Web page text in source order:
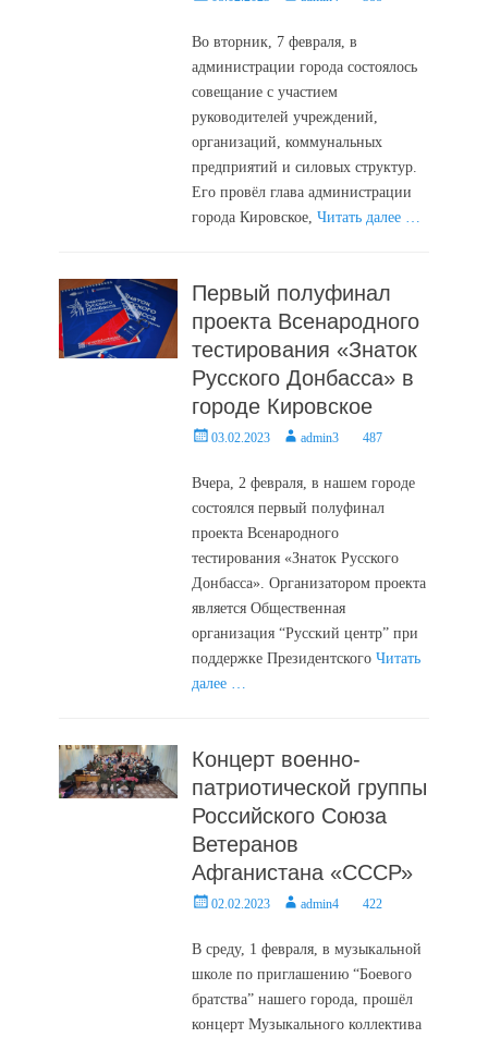
Во вторник, 7 февраля, в
администрации города состоялось
совещание с участием
руководителей учреждений,
организаций, коммунальных
предприятий и силовых структур.
Его провёл глава администрации
города Кировское,Читать далее …
Первый полуфинал
проекта Всенародного
тестирования «Знаток
Русского Донбасса» в
городе Кировское
Posted03.02.2023 Authoradmin3 487
Вчера, 2 февраля, в нашем городе
состоялся первый полуфинал
проекта Всенародного
тестирования «Знаток Русского
Донбасса». Организатором проекта
является Общественная
организация “Русский центр” при
поддержке ПрезидентскогоЧитать
далее …
Концерт военно-
патриотической группы
Российского Союза
Ветеранов
Афганистана «СССР»
Posted02.02.2023 Authoradmin4 422
В среду, 1 февраля, в музыкальной
школе по приглашению “Боевого
братства” нашего города, прошёл
концерт Музыкального коллектива